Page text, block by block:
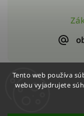
Tento web používa
webu vyjadrujete
Copyright